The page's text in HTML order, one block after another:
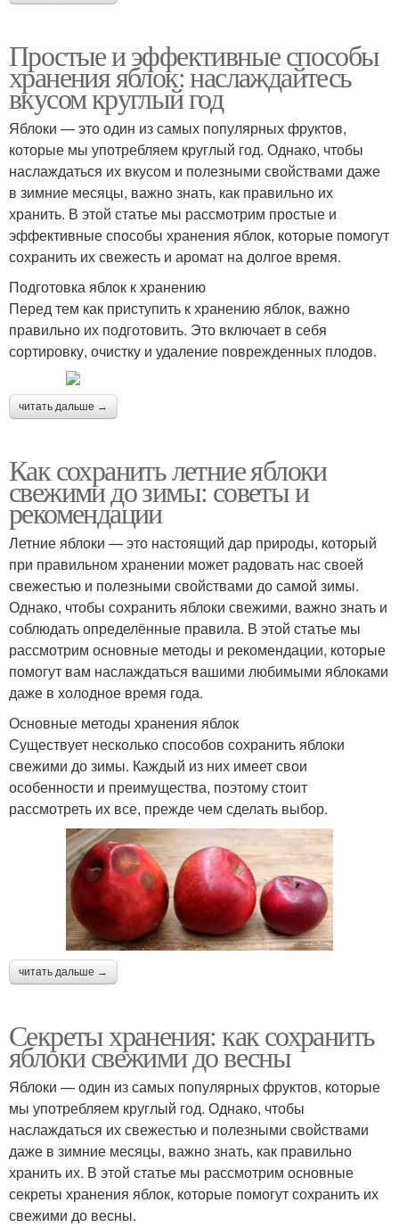
Простые и эффективные способы
хранения яблок: наслаждайтесь
вкусом круглый год
Яблоки — это один из самых популярных фруктов,
которые мы употребляем круглый год. Однако, чтобы
наслаждаться их вкусом и полезными свойствами даже
в зимние месяцы, важно знать, как правильно их
хранить. В этой статье мы рассмотрим простые и
эффективные способы хранения яблок, которые помогут
сохранить их свежесть и аромат на долгое время.
Подготовка яблок к хранению
Перед тем как приступить к хранению яблок, важно
правильно их подготовить. Это включает в себя
сортировку, очистку и удаление поврежденных плодов.
читать дальше →
Как сохранить летние яблоки
свежими до зимы: советы и
рекомендации
Летние яблоки — это настоящий дар природы, который
при правильном хранении может радовать нас своей
свежестью и полезными свойствами до самой зимы.
Однако, чтобы сохранить яблоки свежими, важно знать и
соблюдать определённые правила. В этой статье мы
рассмотрим основные методы и рекомендации, которые
помогут вам наслаждаться вашими любимыми яблоками
даже в холодное время года.
Основные методы хранения яблок
Существует несколько способов сохранить яблоки
свежими до зимы. Каждый из них имеет свои
особенности и преимущества, поэтому стоит
рассмотреть их все, прежде чем сделать выбор.
читать дальше →
Секреты хранения: как сохранить
яблоки свежими до весны
Яблоки — один из самых популярных фруктов, которые
мы употребляем круглый год. Однако, чтобы
наслаждаться их свежестью и полезными свойствами
даже в зимние месяцы, важно знать, как правильно
хранить их. В этой статье мы рассмотрим основные
секреты хранения яблок, которые помогут сохранить их
свежими до весны.